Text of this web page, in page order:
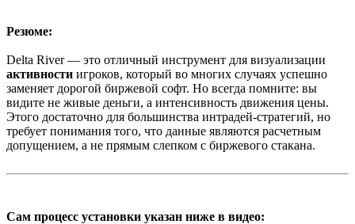
Резюме:
Delta River — это отличный инструмент для визуализации
активности игроков, который во многих случаях успешно
заменяет дорогой биржевой софт. Но всегда помните: вы
видите не живые деньги, а интенсивность движения цены.
Этого достаточно для большинства интрадей-стратегий, но
требует понимания того, что данные являются расчетным
допущением, а не прямым слепком с биржевого стакана.
Сам процесс установки указан ниже в видео: